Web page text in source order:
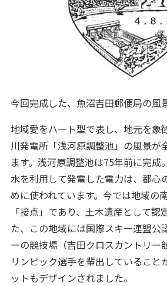
今回完成した、魚沼吉田郵便局の風
地域愛をハート型で表し、地元を象
川発電所「浅河原調整池」の風景が
ます。浅河原調整池は75年前に完成
水を利用して発電した電力は、都心
めに使われています。今では地域の
「接点」であり、土木遺産として認
た、この地域には国際スキー連盟公
ーの競技場（吉田クロスカントリー
リンピック選手を輩出していること
ットもデザインされました。